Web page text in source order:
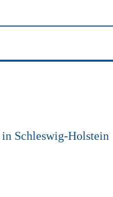
Schleswig-Holstein